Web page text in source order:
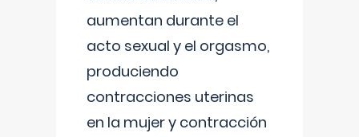
aumentan durante el
acto sexual y el orgasmo,
produciendo
contracciones uterinas
en la mujer y contracción